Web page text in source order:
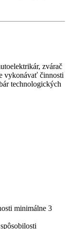
zvárač
vykonávať činnosti
technologických
minimálne 3